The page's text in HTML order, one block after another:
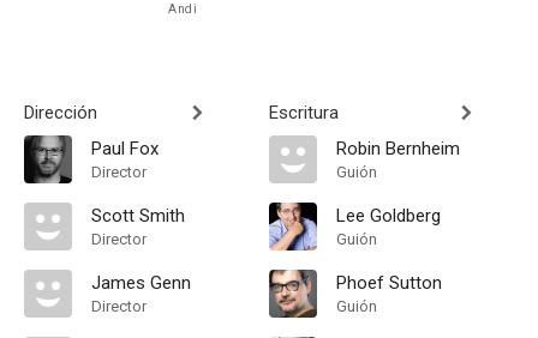
Andi
Dirección
Paul Fox
Director
Scott Smith
Director
James Genn
Director
Escritura
Robin Bernheim
Guión
Lee Goldberg
Guión
Phoef Sutton
Guión